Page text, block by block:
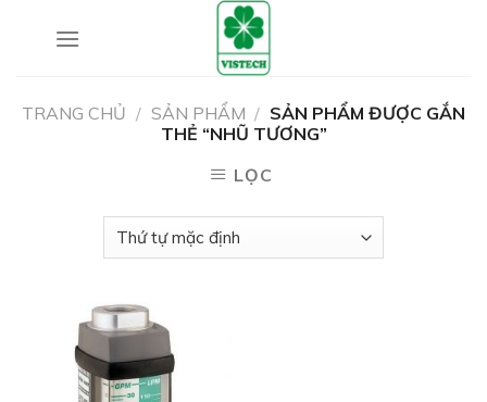
TRANG CHỦ / SẢN PHẨM / SẢN PHẨM ĐƯỢC GẮN
THẺ “NHŨ TƯƠNG”
LỌC